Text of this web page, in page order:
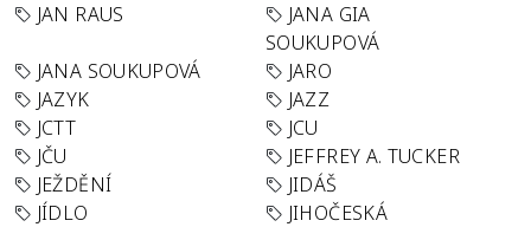
JAN RAUS
JANA GIA
SOUKUPOVÁ
JANA SOUKUPOVÁ
JARO
JAZYK
JAZZ
JCTT
JCU
JČU
JEFFREY A. TUCKER
JEŽDĚNÍ
JIDÁŠ
JÍDLO
JIHOČESKÁ